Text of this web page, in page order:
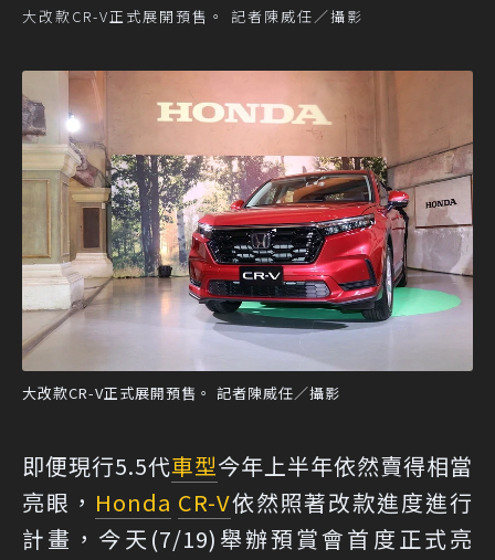
大改款CR-V正式展開預售。 記者陳威任／攝影
大改款CR-V正式展開預售。 記者陳威任／攝影
即便現行5.5代車型今年上半年依然賣得相當
亮眼， Honda CR-V依然照著改款進度進行
計畫，今天(7/19)舉辦預賞會首度正式亮